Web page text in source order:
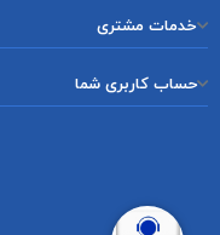
خدمات مشتری
حساب کاربری شما